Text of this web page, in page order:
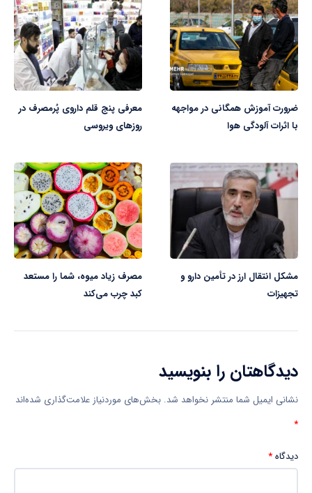
ضرورت آموزش همگانی در مواجهه
با اثرات آلودگی هوا
معرفی پنج قلم داروی پُرمصرف در
روزهای ویروسی
مشکل انتقال ارز در تأمین دارو و
تجهیزات
مصرف زیاد میوه، شما را مستعد
کبد چرب می‌کند
دیدگاهتان را بنویسید
نشانی ایمیل شما منتشر نخواهد شد. بخش‌های موردنیاز علامت‌گذاری شده‌اند
*
دیدگاه*